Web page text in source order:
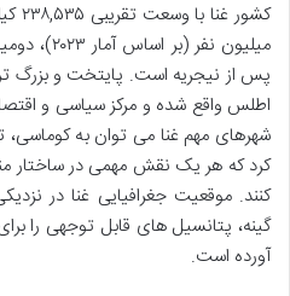
میلیون
پس از نیجریه است. پایتخت و بزرگ
اطلس واقع شده و مرکز سیاسی و
شهرهای مهم غنا می توان به کوماسی،
کرد که هر یک نقش مهمی در ساختار
کنند. موقعیت جغرافیایی غنا در
گینه، پتانسیل های قابل توجهی را
آورده است.